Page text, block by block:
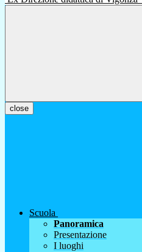
close
Scuola
Panoramica
Presentazione
I luoghi